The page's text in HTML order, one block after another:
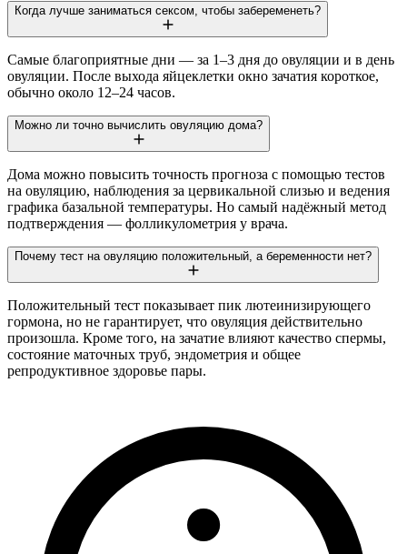
Когда лучше заниматься сексом, чтобы забеременеть?
Самые благоприятные дни — за 1–3 дня до овуляции и в день
овуляции. После выхода яйцеклетки окно зачатия короткое,
обычно около 12–24 часов.
Можно ли точно вычислить овуляцию дома?
Дома можно повысить точность прогноза с помощью тестов
на овуляцию, наблюдения за цервикальной слизью и ведения
графика базальной температуры. Но самый надёжный метод
подтверждения — фолликулометрия у врача.
Почему тест на овуляцию положительный, а беременности нет?
Положительный тест показывает пик лютеинизирующего
гормона, но не гарантирует, что овуляция действительно
произошла. Кроме того, на зачатие влияют качество спермы,
состояние маточных труб, эндометрия и общее
репродуктивное здоровье пары.